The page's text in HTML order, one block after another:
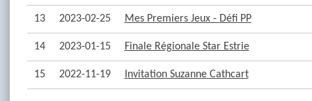
13 2023-02-25 Mes Premiers Jeux - Défi PP
14 2023-01-15 Finale Régionale Star Estrie
15 2022-11-19 Invitation Suzanne Cathcart